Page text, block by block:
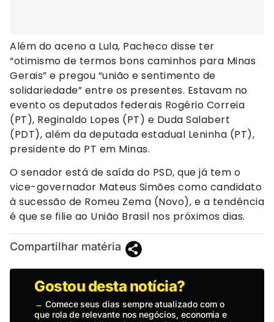
Além do aceno a Lula, Pacheco disse ter
“otimismo de termos bons caminhos para Minas
Gerais” e pregou “união e sentimento de
solidariedade” entre os presentes. Estavam no
evento os deputados federais Rogério Correia
(PT), Reginaldo Lopes (PT) e Duda Salabert
(PDT), além da deputada estadual Leninha (PT),
presidente do PT em Minas.
O senador está de saída do PSD, que já tem o
vice-governador Mateus Simões como candidato
à sucessão de Romeu Zema (Novo), e a tendência
é que se filie ao União Brasil nos próximos dias.
Compartilhar matéria
Gostou desta notícia?
→ Comece seus dias sempre atualizado com o
que rola de relevante nos negócios, economia e